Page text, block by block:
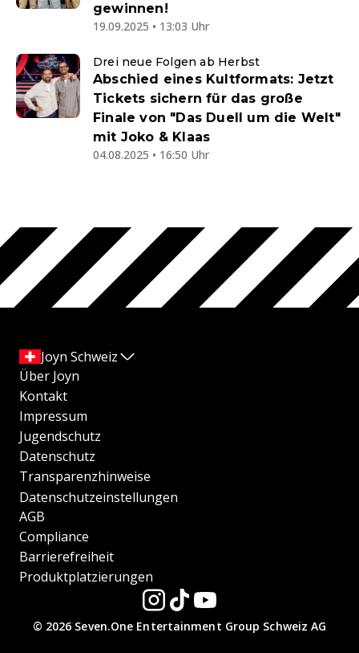
gewinnen!
19.09.2025 • 13:03 Uhr
Drei neue Folgen ab Herbst
Abschied eines Kultformats: Jetzt
Tickets sichern für das große
Finale von "Das Duell um die Welt"
mit Joko & Klaas
04.08.2025 • 16:50 Uhr
Joyn Schweiz
Über Joyn
Kontakt
Impressum
Jugendschutz
Datenschutz
Transparenzhinweise
Datenschutzeinstellungen
AGB
Compliance
Barrierefreiheit
Produktplatzierungen
© 2026 Seven.One Entertainment Group Schweiz AG